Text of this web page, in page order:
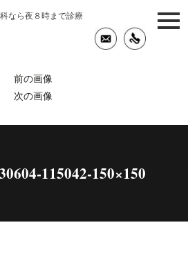
なら夜８時まで診療
前の画像
次の画像
115042-150×150